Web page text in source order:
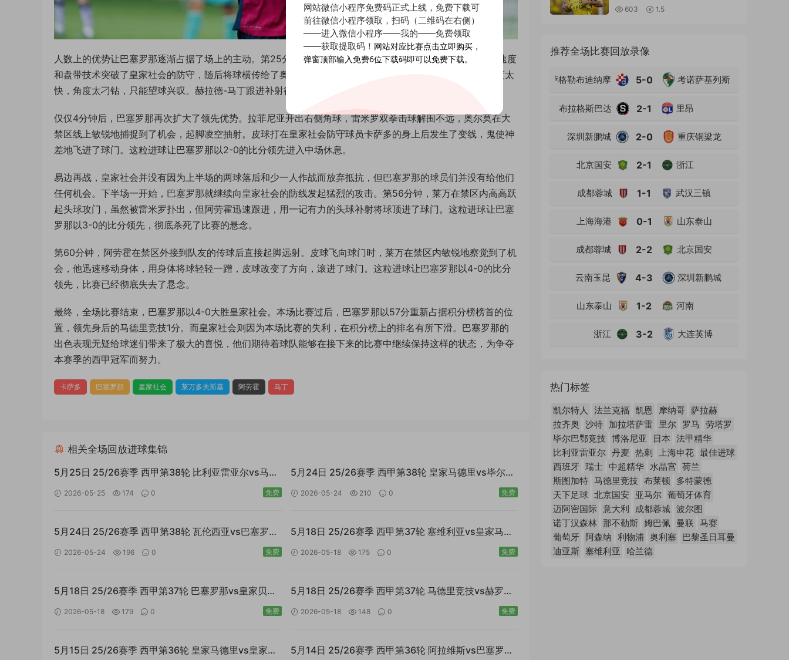
人数上的优势让巴塞罗那逐渐占据了场上的主动。第25分钟，亚马尔在右翼接到队友的传球后，凭借出色的速度
和盘带技术突破了皇家社会的防守，随后将球横传给了奥尔莫。虽然雷米罗做出了扑救动作，但无奈皮球速度太
快，角度太刁钻，只能望球兴叹。赫拉德-马丁跟进补射得手，为巴塞罗那打破了僵局。
仅仅4分钟后，巴塞罗那再次扩大了领先优势。拉菲尼亚开出右侧角球，雷米罗双拳击球解围不远，奥尔莫在大
禁区线上敏锐地捕捉到了机会，起脚凌空抽射。皮球打在皇家社会防守球员卡萨多的身上后发生了变线，鬼使神
差地飞进了球门。这粒进球让巴塞罗那以2-0的比分领先进入中场休息。
易边再战，皇家社会并没有因为上半场的两球落后和少一人作战而放弃抵抗，但巴塞罗那的球员们并没有给他们
任何机会。下半场一开始，巴塞罗那就继续向皇家社会的防线发起猛烈的攻击。第56分钟，莱万在禁区内高高跃
起头球攻门，虽然被雷米罗扑出，但阿劳霍迅速跟进，用一记有力的头球补射将球顶进了球门。这粒进球让巴塞
罗那以3-0的比分领先，彻底杀死了比赛的悬念。
第60分钟，阿劳霍在禁区外接到队友的传球后直接起脚远射。皮球飞向球门时，莱万在禁区内敏锐地察觉到了机
会，他迅速移动身体，用身体将球轻轻一蹭，皮球改变了方向，滚进了球门。这粒进球让巴塞罗那以4-0的比分
领先，比赛已经彻底失去了悬念。
最终，全场比赛结束，巴塞罗那以4-0大胜皇家社会。本场比赛过后，巴塞罗那以57分重新占据积分榜榜首的位
置，领先身后的马德里竞技1分。而皇家社会则因为本场比赛的失利，在积分榜上的排名有所下滑。巴塞罗那的
出色表现无疑给球迷们带来了极大的喜悦，他们期待着球队能够在接下来的比赛中继续保持这样的状态，为争夺
本赛季的西甲冠军而努力。
卡萨多 巴塞罗那 皇家社会 莱万多夫斯基 阿劳霍 马丁
相关全场回放进球集锦
5月25日 25/26赛季 西甲第38轮 比利亚雷亚尔vs马德
里竞技 国语MP4全场回放
2026-05-25 174 0 免费
5月24日 25/26赛季 西甲第38轮 皇家马德里vs毕尔巴
鄂竞技 双语MP4全场回放
2026-05-24 210 0 免费
5月24日 25/26赛季 西甲第38轮 瓦伦西亚vs巴塞罗那
双语MP4全场回放
2026-05-24 196 0 免费
5月18日 25/26赛季 西甲第37轮 塞维利亚vs皇家马德
里 国语MP4全场回放
2026-05-18 175 0 免费
5月18日 25/26赛季 西甲第37轮 巴塞罗那vs皇家贝蒂
斯 国语MP4全场回放
2026-05-18 179 0 免费
5月18日 25/26赛季 西甲第37轮 马德里竞技vs赫罗纳
国语MP4全场回放
2026-05-18 148 0 免费
5月15日 25/26赛季 西甲第36轮 皇家马德里vs皇家奥 5月14日 25/26赛季 西甲第36轮 阿拉维斯vs巴塞罗那
高清精华集锦
603 1.5
推荐全场比赛回放录像
萨格勒布迪纳摩 5-0 考诺萨基列斯
布拉格斯巴达 2-1 里昂
深圳新鹏城 2-0 重庆铜梁龙
北京国安 2-1 浙江
成都蓉城 1-1 武汉三镇
上海海港 0-1 山东泰山
成都蓉城 2-2 北京国安
云南玉昆 4-3 深圳新鹏城
山东泰山 1-2 河南
浙江 3-2 大连英博
热门标签
凯尔特人 法兰克福 凯恩 摩纳哥 萨拉赫
拉齐奥 沙特 加拉塔萨雷 里尔 罗马
劳塔罗
毕尔巴鄂竞技 博洛尼亚 日本 法甲精华
比利亚雷亚尔 丹麦 热刺 上海申花 最佳进球
西班牙 瑞士 中超精华 水晶宫 荷兰
斯图加特 马德里竞技 布莱顿
多特蒙德
天下足球 北京国安 亚马尔 葡萄牙体育
迈阿密国际 意大利 成都蓉城 波尔图
诺丁汉森林 那不勒斯 姆巴佩 曼联 马赛
葡萄牙 阿森纳 利物浦 奥利塞
巴黎圣日耳曼
迪亚斯 塞维利亚 哈兰德
网站微信小程序免费码正式上线，免费下载可
前往微信小程序领取，扫码（二维码在右侧）
——进入微信小程序——我的——免费领取
——获取提取码！ 网站对应比赛点击立即购买，
弹窗顶部输入免费6位下载码即可以免费下载。